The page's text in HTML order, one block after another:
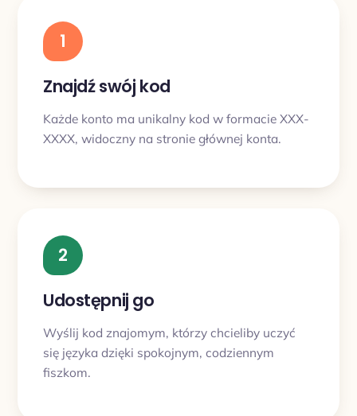
1
Znajdź swój kod
Każde konto ma unikalny kod w formacie XXX-
XXXX, widoczny na stronie głównej konta.
2
Udostępnij go
Wyślij kod znajomym, którzy chcieliby uczyć
się języka dzięki spokojnym, codziennym
fiszkom.